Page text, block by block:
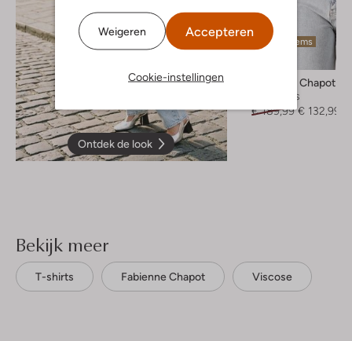
Weigeren Accepteren
Cookie-instellingen
Ontdek de look
Laatste items
Fabienne Chapot
Spijkerjas
€ 189,99 € 132,99
Bekijk meer
T-shirts Fabienne Chapot Viscose